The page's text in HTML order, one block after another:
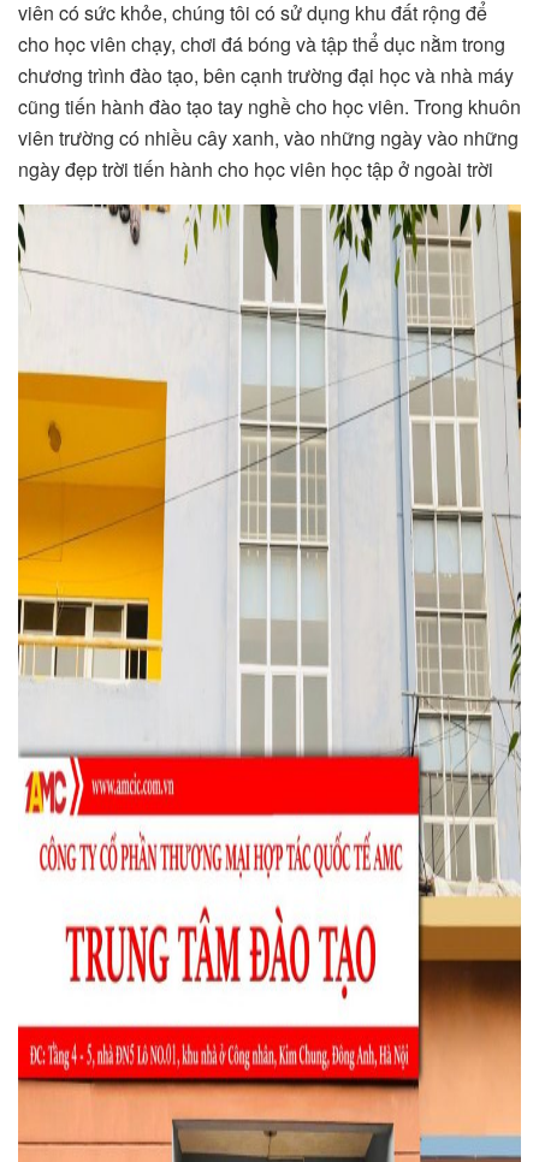
viên có sức khỏe, chúng tôi có sử dụng khu đất rộng để
cho học viên chạy, chơi đá bóng và tập thể dục nằm trong
chương trình đào tạo, bên cạnh trường đại học và nhà máy
cũng tiến hành đào tạo tay nghề cho học viên. Trong khuôn
viên trường có nhiều cây xanh, vào những ngày vào những
ngày đẹp trời tiến hành cho học viên học tập ở ngoài trời